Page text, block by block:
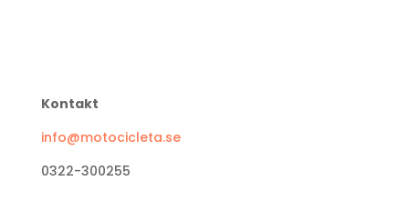
Kontakt
info@motocicleta.se
0322-300255